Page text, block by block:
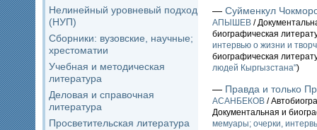
Нелинейный уровневый подход
(НУП)
Сборники: вузовские, научные;
хрестоматии
Учебная и методическая
литература
Деловая и справочная
литература
Просветительская литература
— Суйменкул
АПЫШЕВ /
биографическая
интервью о жизни и
биографическая
людей Кыргызстана")
— Правда и только
АСАНБЕКОВ /
Документальная и
мемуары; очерки,